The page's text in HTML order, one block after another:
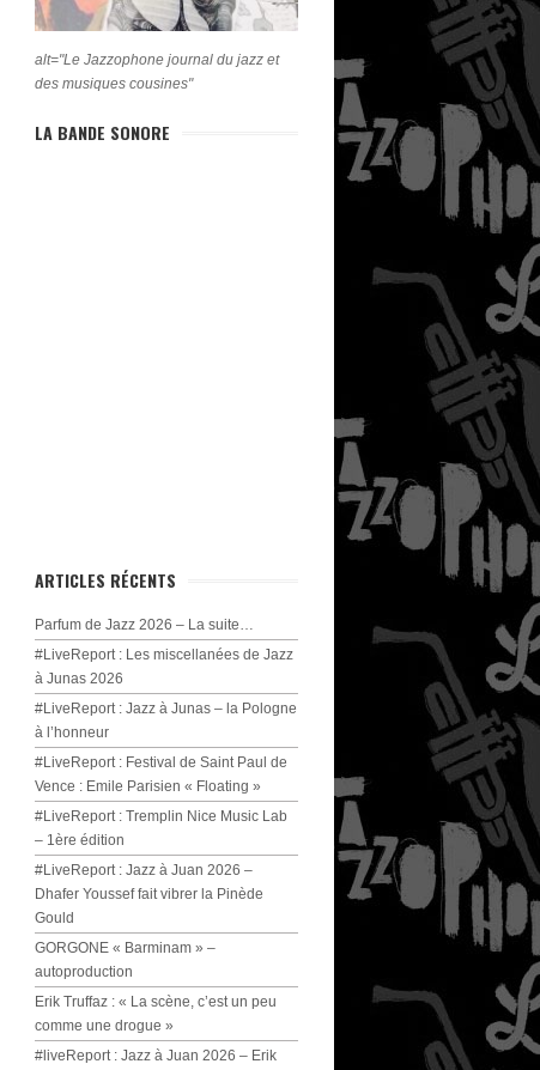
alt="Le Jazzophone journal du jazz et
des musiques cousines"
LA BANDE SONORE
ARTICLES RÉCENTS
Parfum de Jazz 2026 – La suite…
#LiveReport : Les miscellanées de Jazz
à Junas 2026
#LiveReport : Jazz à Junas – la Pologne
à l’honneur
#LiveReport : Festival de Saint Paul de
Vence : Emile Parisien « Floating »
#LiveReport : Tremplin Nice Music Lab
– 1ère édition
#LiveReport : Jazz à Juan 2026 –
Dhafer Youssef fait vibrer la Pinède
Gould
GORGONE « Barminam » –
autoproduction
Erik Truffaz : « La scène, c’est un peu
comme une drogue »
#liveReport : Jazz à Juan 2026 – Erik